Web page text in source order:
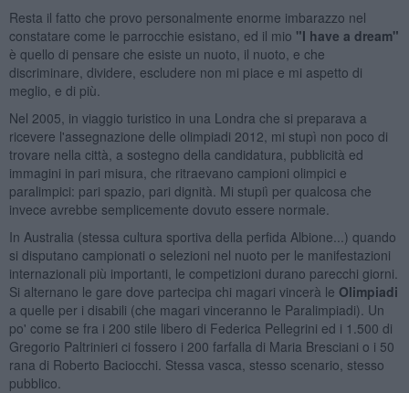
Resta il fatto che provo personalmente enorme imbarazzo nel
constatare come le parrocchie esistano, ed il mio "I have a dream"
è quello di pensare che esiste un nuoto, il nuoto, e che
discriminare, dividere, escludere non mi piace e mi aspetto di
meglio, e di più.
Nel 2005, in viaggio turistico in una Londra che si preparava a
ricevere l'assegnazione delle olimpiadi 2012, mi stupì non poco di
trovare nella città, a sostegno della candidatura, pubblicità ed
immagini in pari misura, che ritraevano campioni olimpici e
paralimpici: pari spazio, pari dignità. Mi stupiì per qualcosa che
invece avrebbe semplicemente dovuto essere normale.
In Australia (stessa cultura sportiva della perfida Albione...) quando
si disputano campionati o selezioni nel nuoto per le manifestazioni
internazionali più importanti, le competizioni durano parecchi giorni.
Si alternano le gare dove partecipa chi magari vincerà le Olimpiadi
a quelle per i disabili (che magari vinceranno le Paralimpiadi). Un
po' come se fra i 200 stile libero di Federica Pellegrini ed i 1.500 di
Gregorio Paltrinieri ci fossero i 200 farfalla di Maria Bresciani o i 50
rana di Roberto Baciocchi. Stessa vasca, stesso scenario, stesso
pubblico.